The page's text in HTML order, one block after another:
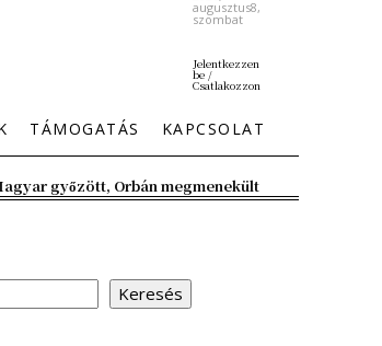
augusztus8,
szombat
Jelentkezzen
be /
Csatlakozzon
TÁMOGATÁS KAPCSOLAT
győzött, Orbán megmenekült
Keresés